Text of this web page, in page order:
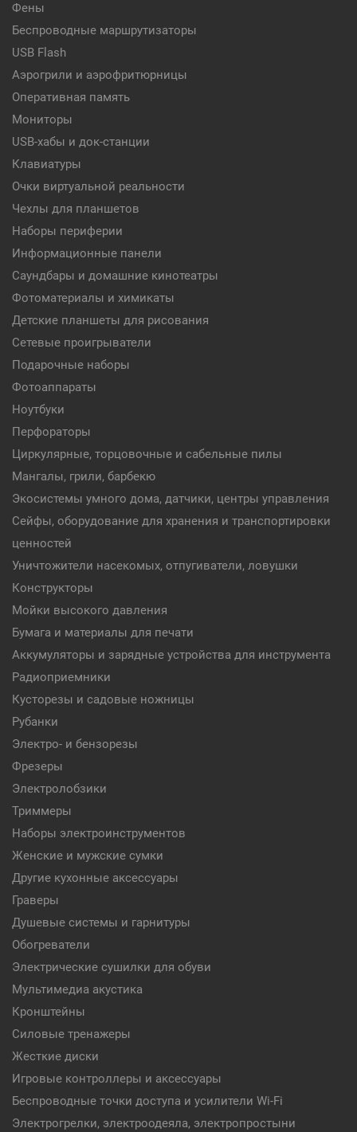
Фены
Беспроводные маршрутизаторы
USB Flash
Аэрогрили и аэрофритюрницы
Оперативная память
Мониторы
USB-хабы и док-станции
Клавиатуры
Очки виртуальной реальности
Чехлы для планшетов
Наборы периферии
Информационные панели
Саундбары и домашние кинотеатры
Фотоматериалы и химикаты
Детские планшеты для рисования
Сетевые проигрыватели
Подарочные наборы
Фотоаппараты
Ноутбуки
Перфораторы
Циркулярные, торцовочные и сабельные пилы
Мангалы, грили, барбекю
Экосистемы умного дома, датчики, центры управления
Сейфы, оборудование для хранения и транспортировки
ценностей
Уничтожители насекомых, отпугиватели, ловушки
Конструкторы
Мойки высокого давления
Бумага и материалы для печати
Аккумуляторы и зарядные устройства для инструмента
Радиоприемники
Кусторезы и садовые ножницы
Рубанки
Электро- и бензорезы
Фрезеры
Электролобзики
Триммеры
Наборы электроинструментов
Женские и мужские сумки
Другие кухонные аксессуары
Граверы
Душевые системы и гарнитуры
Обогреватели
Электрические сушилки для обуви
Мультимедиа акустика
Кронштейны
Силовые тренажеры
Жесткие диски
Игровые контроллеры и аксессуары
Беспроводные точки доступа и усилители Wi-Fi
Электрогрелки, электроодеяла, электропростыни